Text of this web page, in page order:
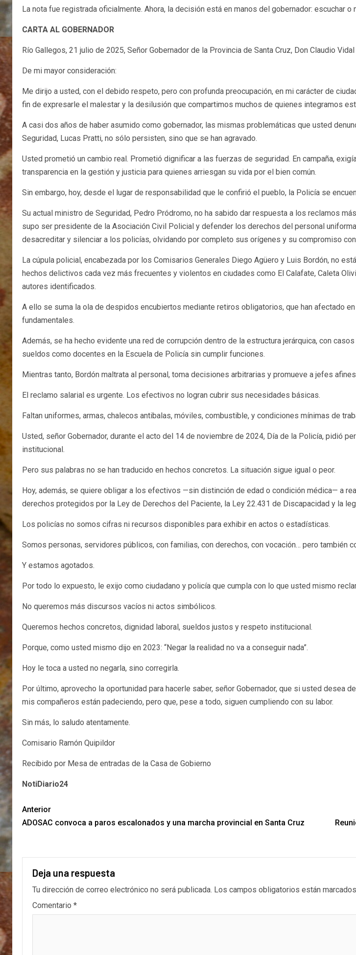
La nota fue registrada oficialmente. Ahora, la decisión está en manos del gobernador: escuchar
CARTA AL GOBERNADOR
Río Gallegos, 21 julio de 2025, Señor Gobernador de la Provincia de Santa Cruz, Don Claudio Vidal
De mi mayor consideración:
Me dirijo a usted, con el debido respeto, pero con profunda preocupación, en mi carácter de
fin de expresarle el malestar y la desilusión que compartimos muchos de quienes integramos
A casi dos años de haber asumido como gobernador, las mismas problemáticas que usted
Seguridad, Lucas Pratti, no sólo persisten, sino que se han agravado.
Usted prometió un cambio real. Prometió dignificar a las fuerzas de seguridad. En campaña,
transparencia en la gestión y justicia para quienes arriesgan su vida por el bien común.
Sin embargo, hoy, desde el lugar de responsabilidad que le confirió el pueblo, la Policía se
Su actual ministro de Seguridad, Pedro Pródromo, no ha sabido dar respuesta a los reclamos
supo ser presidente de la Asociación Civil Policial y defender los derechos del personal
desacreditar y silenciar a los policías, olvidando por completo sus orígenes y su compromiso
La cúpula policial, encabezada por los Comisarios Generales Diego Agüero y Luis Bordón, no
hechos delictivos cada vez más frecuentes y violentos en ciudades como El Calafate, Caleta
autores identificados.
A ello se suma la ola de despidos encubiertos mediante retiros obligatorios, que han afectado
fundamentales.
Además, se ha hecho evidente una red de corrupción dentro de la estructura jerárquica, con
sueldos como docentes en la Escuela de Policía sin cumplir funciones.
Mientras tanto, Bordón maltrata al personal, toma decisiones arbitrarias y promueve a jefes
El reclamo salarial es urgente. Los efectivos no logran cubrir sus necesidades básicas.
Faltan uniformes, armas, chalecos antibalas, móviles, combustible, y condiciones mínimas de
Usted, señor Gobernador, durante el acto del 14 de noviembre de 2024, Día de la Policía, pidió
institucional.
Pero sus palabras no se han traducido en hechos concretos. La situación sigue igual o peor.
Hoy, además, se quiere obligar a los efectivos —sin distinción de edad o condición médica— a
derechos protegidos por la Ley de Derechos del Paciente, la Ley 22.431 de Discapacidad y la
Los policías no somos cifras ni recursos disponibles para exhibir en actos o estadísticas.
Somos personas, servidores públicos, con familias, con derechos, con vocación… pero también
Y estamos agotados.
Por todo lo expuesto, le exijo como ciudadano y policía que cumpla con lo que usted mismo
No queremos más discursos vacíos ni actos simbólicos.
Queremos hechos concretos, dignidad laboral, sueldos justos y respeto institucional.
Porque, como usted mismo dijo en 2023: “Negar la realidad no va a conseguir nada”.
Hoy le toca a usted no negarla, sino corregirla.
Por último, aprovecho la oportunidad para hacerle saber, señor Gobernador, que si usted desea
mis compañeros están padeciendo, pero que, pese a todo, siguen cumpliendo con su labor.
Sin más, lo saludo atentamente.
Comisario Ramón Quipildor
Recibido por Mesa de entradas de la Casa de Gobierno
NotiDiario24
Anterior
ADOSAC convoca a paros escalonados y una marcha provincial en Santa Cruz
Deja una respuesta
Tu dirección de correo electrónico no será publicada. Los campos obligatorios están
Comentario *